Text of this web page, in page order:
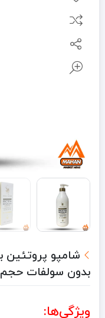
بدون سولفات حجم 800 میل
ویژگی‌ها: